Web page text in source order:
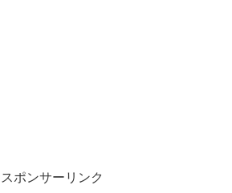
スポンサーリンク